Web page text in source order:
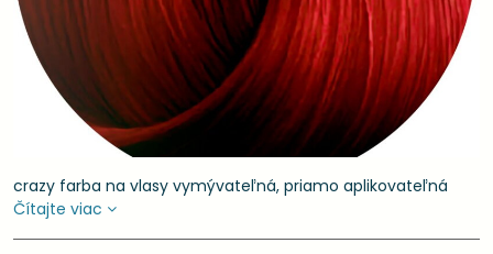
crazy farba na vlasy vymývateľná, priamo aplikovateľná
Čítajte viac